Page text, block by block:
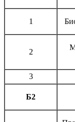
1
2
3
Б2